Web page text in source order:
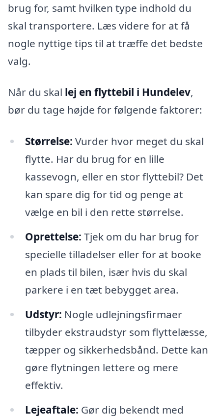
brug for, samt hvilken type indhold du
skal transportere. Læs videre for at få
nogle nyttige tips til at træffe det bedste
valg.
Når du skal lej en flyttebil i Hundelev,
bør du tage højde for følgende faktorer:
Størrelse: Vurder hvor meget du skal
flytte. Har du brug for en lille
kassevogn, eller en stor flyttebil? Det
kan spare dig for tid og penge at
vælge en bil i den rette størrelse.
Oprettelse: Tjek om du har brug for
specielle tilladelser eller for at booke
en plads til bilen, især hvis du skal
parkere i en tæt bebygget area.
Udstyr: Nogle udlejningsfirmaer
tilbyder ekstraudstyr som flyttelæsse,
tæpper og sikkerhedsbånd. Dette kan
gøre flytningen lettere og mere
effektiv.
Lejeaftale: Gør dig bekendt med